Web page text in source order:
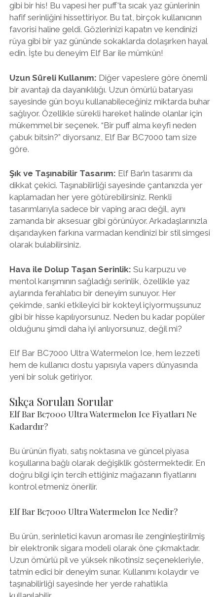
gibi bir his! Bu vapesi her puff'ta sıcak yaz günlerinin
hafif serinliğini hissettiriyor. Bu tat, birçok kullanıcının
favorisi haline geldi. Gözlerinizi kapatın ve kendinizi
rüya gibi bir yaz gününde sokaklarda dolaşırken hayal
edin. İşte bu deneyim Elf Bar ile mümkün!
Uzun Süreli Kullanım: Diğer vapeslere göre önemli
bir avantajı da dayanıklılığı. Uzun ömürlü bataryası
sayesinde gün boyu kullanabileceğiniz miktarda buhar
sağlıyor. Özellikle sürekli hareket halinde olanlar için
mükemmel bir seçenek. “Bir puff alma keyfi neden
çabuk bitsin?” diyorsanız, Elf Bar BC7000 tam size
göre.
Şık ve Taşınabilir Tasarım: Elf Bar’ın tasarımı da
dikkat çekici. Taşınabilirliği sayesinde çantanızda yer
kaplamadan her yere götürebilirsiniz. Renkli
tasarımlarıyla sadece bir vaping aracı değil, aynı
zamanda bir aksesuar gibi görünüyor. Arkadaşlarınızla
dışarıdayken farkına varmadan kendinizi bir stil simgesi
olarak bulabilirsiniz.
Hava ile Dolup Taşan Serinlik: Su karpuzu ve
mentol karışımının sağladığı serinlik, özellikle yaz
aylarında ferahlatıcı bir deneyim sunuyor. Her
çekimde, sanki etkileyici bir kokteyl içiyormuşsunuz
gibi bir hisse kapılıyorsunuz. Neden bu kadar popüler
olduğunu şimdi daha iyi anlıyorsunuz, değil mi?
Elf Bar BC7000 Ultra Watermelon Ice, hem lezzeti
hem de kullanıcı dostu yapısıyla vapers dünyasında
yeni bir soluk getiriyor.
Sıkça Sorulan Sorular
Elf Bar Bc7000 Ultra Watermelon Ice Fiyatları Ne
Kadardır?
Bu ürünün fiyatı, satış noktasına ve güncel piyasa
koşullarına bağlı olarak değişiklik göstermektedir. En
doğru bilgi için tercih ettiğiniz mağazanın fiyatlarını
kontrol etmeniz önerilir.
Elf Bar Bc7000 Ultra Watermelon Ice Nedir?
Bu ürün, serinletici kavun aroması ile zenginleştirilmiş
bir elektronik sigara modeli olarak öne çıkmaktadır.
Uzun ömürlü pil ve yüksek nikotinsiz seçenekleriyle,
tatmin edici bir deneyim sunar. Kullanımı kolaydır ve
taşınabilirliği sayesinde her yerde rahatlıkla